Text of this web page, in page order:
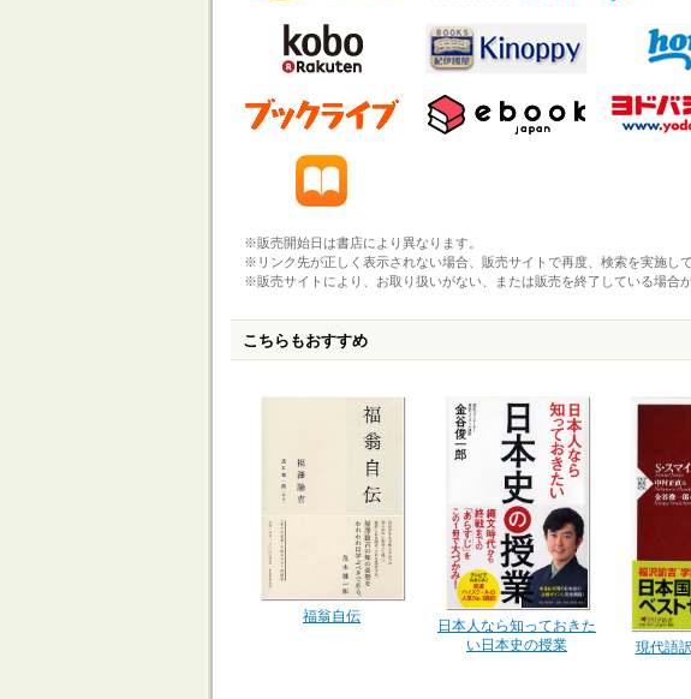
※販売開始日は書店により異なります。
※リンク先が正しく表示されない場合、販売サイトで再度、検索を実施して
※販売サイトにより、お取り扱いがない、または販売を終了している場合が
こちらもおすすめ
福翁自伝
日本人なら知っておきた
い日本史の授業
現代語